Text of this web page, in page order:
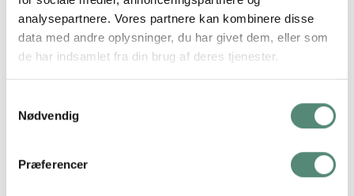
analysepartnere. Vores partnere kan kombinere disse
data med andre oplysninger, du har givet dem, eller som
de har indsamlet fra din brug af deres tjenester.
Nødvendig
Præferencer
ANMELDELSER